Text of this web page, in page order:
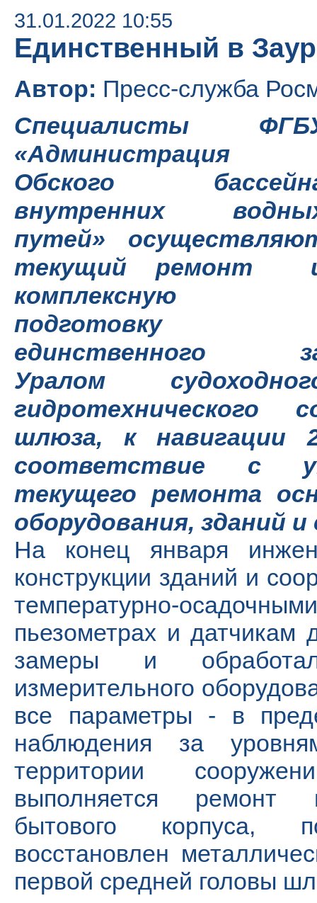
31.01.2022 10:55
Единственный в
Автор: Пресс-служба
Специалисты
«Администрация
Обского
внутренних
путей»
текущий ремонт
комплексную
подготовку
единственного
Уралом
гидротехнического
шлюза, к навигации
соответствие с
текущего ремонта
оборудования, зданий
На конец января
конструкции зданий и
температурно-
пьезометрах и датчикам
замеры и
измерительного
все параметры - в
наблюдения за
территории
выполняется ремонт
бытового корпуса,
восстановлен
первой средней головы